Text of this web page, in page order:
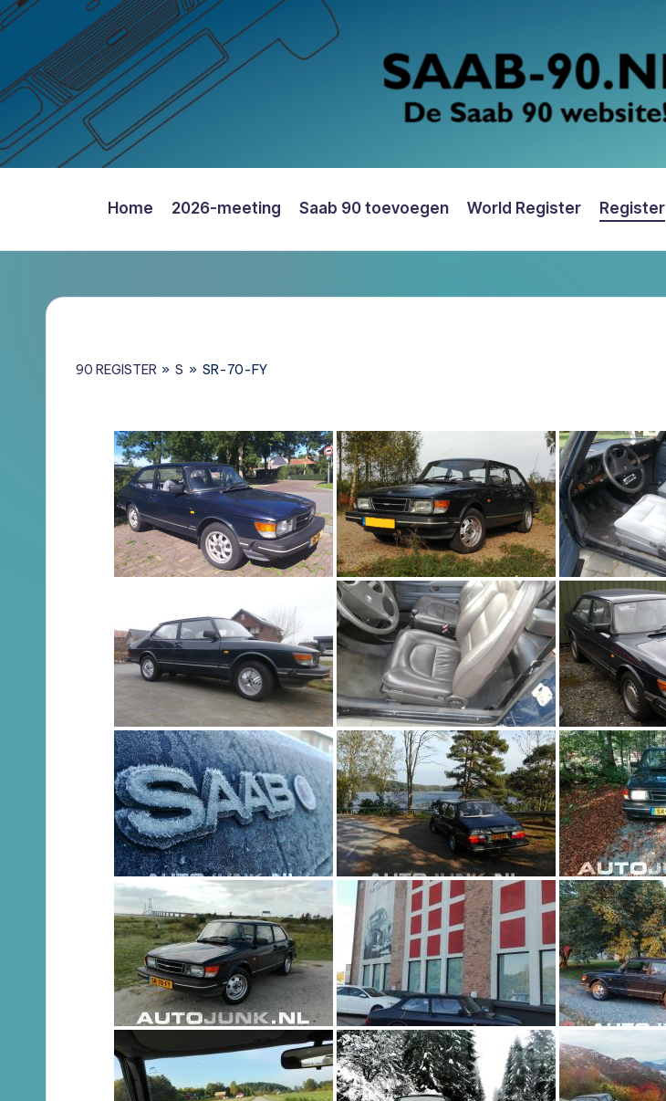
naar
de
inhoud
90
Nederland
Brochures
Home 2026-meeting Saab 90 toevoegen World Register Register
90 REGISTER » S » SR-70-FY